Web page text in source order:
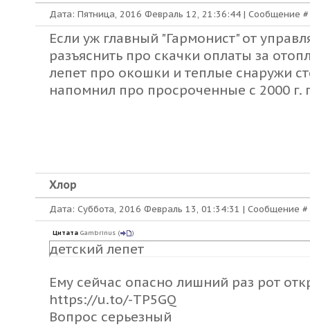
Дата: Пятница, 2016 Февраль 12, 21:36:44 | Сообщение
Если уж главный "Гармонист" от
разъяснить про скачки оплаты за
лепет про окошки и теплые снаружи
напомнил про просроченные с 2000 г.
Хлор
Дата: Суббота, 2016 Февраль 13, 01:34:31 | Сообщение #
Цитата Gambrinus ( )
детский лепет
Ему сейчас опасно лишний раз рот
https://u.to/-TP5GQ
Вопрос серьезный